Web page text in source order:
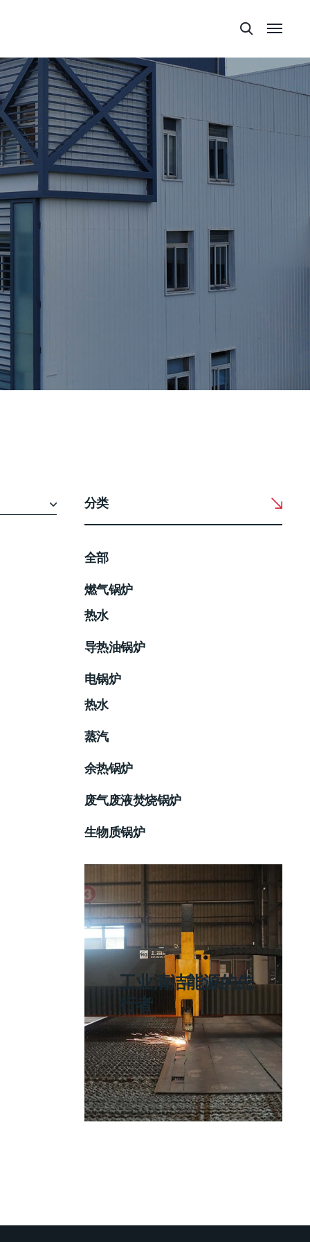
分类
全部
燃气锅炉
热水
导热油锅炉
电锅炉
热水
蒸汽
余热锅炉
废气废液焚烧锅炉
生物质锅炉
工业清洁能源的先
行者